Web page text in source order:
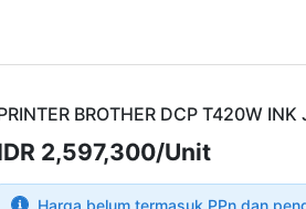
BROTHER DCP T420W
2,597,300/Unit
Harga belum termasuk PPn dan